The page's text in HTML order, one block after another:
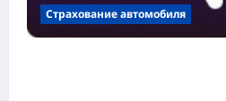
Страхование автомобиля